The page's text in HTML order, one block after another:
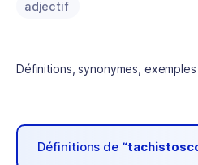
adjectif
Définitions, synonymes,
Définitions de